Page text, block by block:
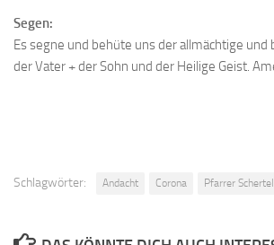
Segen:
Es segne und behüte uns der allmächtige und
der Vater + der Sohn und der Heilige Geist.
Schlagwörter: Andacht Corona Pfarrer Schertel